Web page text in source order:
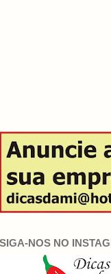
SIGA-NOS NO